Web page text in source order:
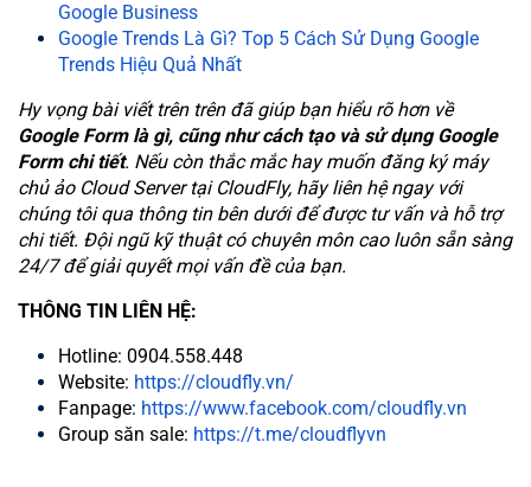
Google Business
Google Trends Là Gì? Top 5 Cách Sử Dụng Google
Trends Hiệu Quả Nhất
Hy vọng bài viết trên trên đã giúp bạn hiểu rõ hơn về
Google Form là gì, cũng như cách tạo và sử dụng Google
Form chi tiết. Nếu còn thắc mắc hay muốn đăng ký máy
chủ ảo Cloud Server tại CloudFly, hãy liên hệ ngay với
chúng tôi qua thông tin bên dưới để được tư vấn và hỗ trợ
chi tiết. Đội ngũ kỹ thuật có chuyên môn cao luôn sẵn sàng
24/7 để giải quyết mọi vấn đề của bạn.
THÔNG TIN LIÊN HỆ:
Hotline: 0904.558.448
Website: https://cloudfly.vn/
Fanpage: https://www.facebook.com/cloudfly.vn
Group săn sale: https://t.me/cloudflyvn